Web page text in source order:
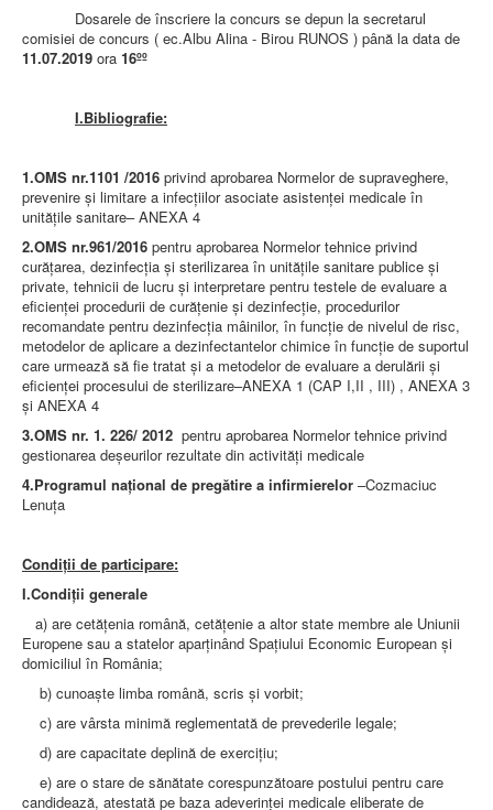
INFORMAŢII CONTACT
RUTE ACCES
RELAȚIA CU MASS-MEDIA
REGULI ACCES MASS-MEDIA
HARTĂ SITE
PROGRAMARE ONLINE
Dosarele de înscriere la concurs se depun la secretarul
comisiei de concurs ( ec.Albu Alina - Birou RUNOS ) până la data de
11.07.2019 ora 16ºº
I.Bibliografie:
1.OMS nr.1101 /2016 privind aprobarea Normelor de supraveghere,
prevenire şi limitare a infecţiilor asociate asistenţei medicale în
unităţile sanitare– ANEXA 4
2.OMS nr.961/2016 pentru aprobarea Normelor tehnice privind
curăţarea, dezinfecţia şi sterilizarea în unităţile sanitare publice şi
private, tehnicii de lucru şi interpretare pentru testele de evaluare a
eficienţei procedurii de curăţenie şi dezinfecţie, procedurilor
recomandate pentru dezinfecţia mâinilor, în funcţie de nivelul de risc,
metodelor de aplicare a dezinfectantelor chimice în funcţie de suportul
care urmează să fie tratat şi a metodelor de evaluare a derulării şi
eficienţei procesului de sterilizare–ANEXA 1 (CAP I,II , III) , ANEXA 3
şi ANEXA 4
3.OMS nr. 1. 226/ 2012 pentru aprobarea Normelor tehnice privind
gestionarea deşeurilor rezultate din activităţi medicale
4.Programul naţional de pregătire a infirmierelor –Cozmaciuc
Lenuţa
Condiţii de participare:
I.Condiţii generale
a) are cetăţenia română, cetăţenie a altor state membre ale Uniunii
Europene sau a statelor aparţinând Spaţiului Economic European şi
domiciliul în România;
b) cunoaşte limba română, scris şi vorbit;
c) are vârsta minimă reglementată de prevederile legale;
d) are capacitate deplină de exerciţiu;
e) are o stare de sănătate corespunzătoare postului pentru care
candidează, atestată pe baza adeverinţei medicale eliberate de